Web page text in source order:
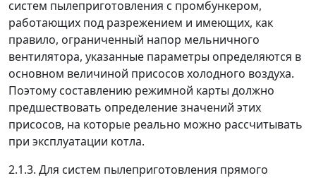
систем пылеприготовления с промбункером,
работающих под разрежением и имеющих, как
правило, ограниченный напор мельничного
вентилятора, указанные параметры определяются в
основном величиной присосов холодного воздуха.
Поэтому составлению режимной карты должно
предшествовать определение значений этих
присосов, на которые реально можно рассчитывать
при эксплуатации котла.
2.1.3. Для систем пылеприготовления прямого